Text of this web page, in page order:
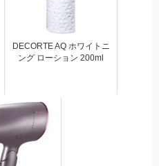
DECORTE AQ ホワイトニ
ング ローション 200ml